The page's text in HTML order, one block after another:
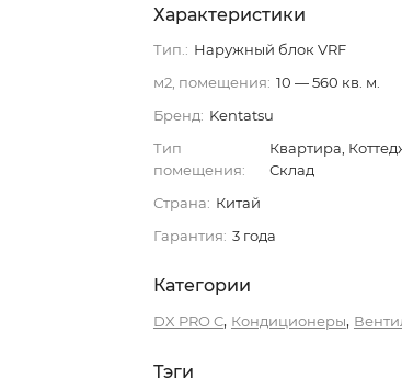
Характеристики
Тип.: Наружный блок VRF
м2, помещения: 10 — 560 кв. м.
Бренд: Kentatsu
Тип
помещения:
Квартира,
Склад
Страна: Китай
Гарантия: 3 года
Категории
DX PRO C, Кондиционеры,
Тэги